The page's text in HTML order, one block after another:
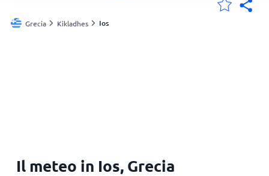
Svizzera
Grecia Kikladhes Ios
Il meteo in Ios, Grecia